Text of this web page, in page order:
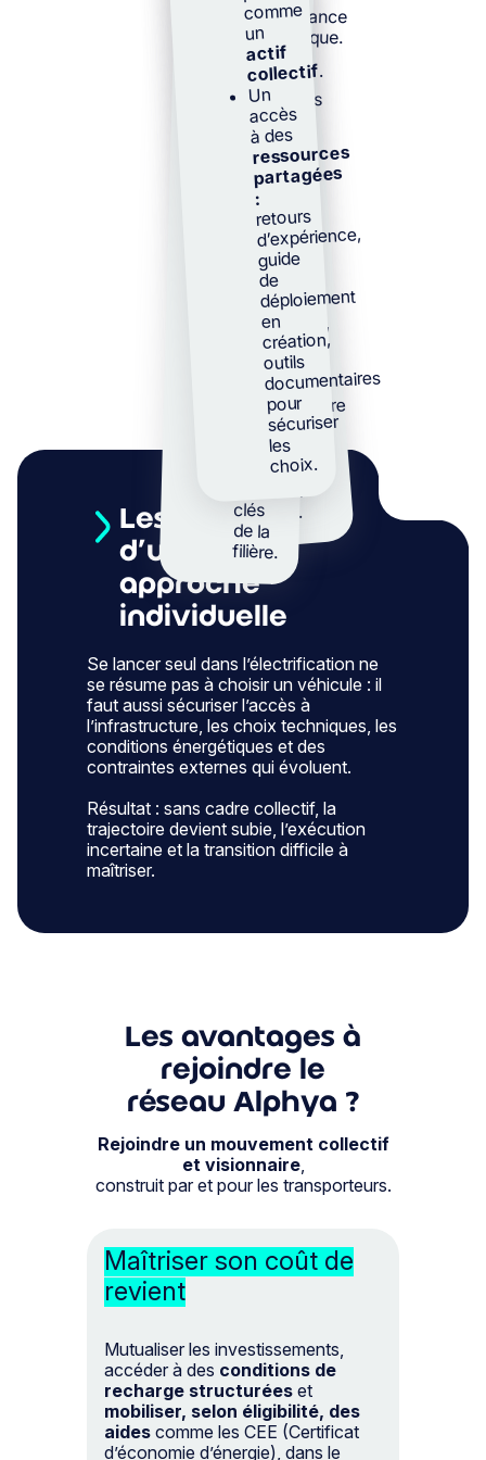
comme
un
actif
collectif.
Un
accès
à des
ressources
partagées
:
retours
d’expérience,
guide
de
déploiement
en
création,
outils
documentaires
pour
sécuriser
les
choix.
énergétique.
Intégrer
des
dispositifs
d’aides
(ex.
CEE)
dans
montage
des
projets,
au
sein
d’un
cadre
structuré,
grâce
à des
partenariats
avec
clés
de la
filière.
prérequis
critiques,
séquencer
déploiement,
et fixer des
opérationnels
usages,
capacités
réseau,
volumes,
contraintes
d’exploitation,
à partir
desquels
une étape
supplémentaire
peut être
engagée
perturber
l’activité.
Les limites
d’une
approche
individuelle
Se lancer seul dans l’électrification ne
se résume pas à choisir un véhicule : il
faut aussi sécuriser l’accès à
l’infrastructure, les choix techniques, les
conditions énergétiques et des
contraintes externes qui évoluent.
Résultat : sans cadre collectif, la
trajectoire devient subie, l’exécution
incertaine et la transition difficile à
maîtriser.
Les avantages à
rejoindre le
réseau Alphya ?
Rejoindre un mouvement collectif
et visionnaire,
construit par et pour les transporteurs.
Maîtriser son coût de
revient
Mutualiser les investissements,
accéder à des conditions de
recharge structurées et
mobiliser, selon éligibilité, des
aides comme les CEE (Certificat
d’économie d’énergie), dans le